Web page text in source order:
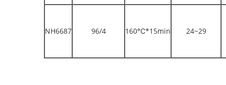
NH6687 96/4 160℃*15min 24~29